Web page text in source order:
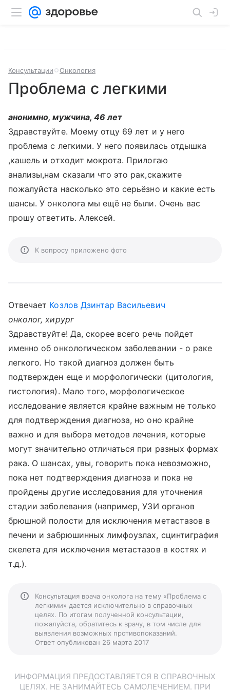
Консультации Онкология
Проблема с легкими
анонимно, мужчина, 46 лет
Здравствуйте. Моему отцу 69 лет и у него
проблема с легкими. У него появилась отдышка
,кашель и отходит мокрота. Прилогаю
анализы,нам сказали что это рак,скажите
пожалуйста насколько это серьёзно и какие есть
шансы. У онколога мы ещё не были. Очень вас
прошу ответить. Алексей.
К вопросу приложено фото
Отвечает Козлов Дзинтар Васильевич
онколог, хирург
Здравствуйте! Да, скорее всего речь пойдет
именно об онкологическом заболевании - о раке
легкого. Но такой диагноз должен быть
подтвержден еще и морфологически (цитология,
гистология). Мало того, морфологическое
исследование является крайне важным не только
для подтверждения диагноза, но оно крайне
важно и для выбора методов лечения, которые
могут значительно отличаться при разных формах
рака. О шансах, увы, говорить пока невозможно,
пока нет подтверждения диагноза и пока не
пройдены другие исследования для уточнения
стадии заболевания (например, УЗИ органов
брюшной полости для исключения метастазов в
печени и забрюшинных лимфоузлах, сцинтиграфия
скелета для исключения метастазов в костях и
т.д.).
Консультация врача онколога на тему «Проблема с
легкими» дается исключительно в справочных
целях. По итогам полученной консультации,
пожалуйста, обратитесь к врачу, в том числе для
выявления возможных противопоказаний.
Ответ опубликован 26 марта 2017
ИНФОРМАЦИЯ ПРЕДОСТАВЛЯЕТСЯ В СПРАВОЧНЫХ
ЦЕЛЯХ. НЕ ЗАНИМАЙТЕСЬ САМОЛЕЧЕНИЕМ. ПРИ